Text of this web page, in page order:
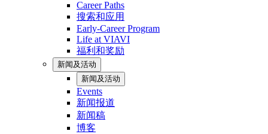
Career Paths
搜索和应用
Early-Career Program
Life at VIAVI
福利和奖励
新闻及活动
新闻及活动
Events
新闻报道
新闻稿
博客